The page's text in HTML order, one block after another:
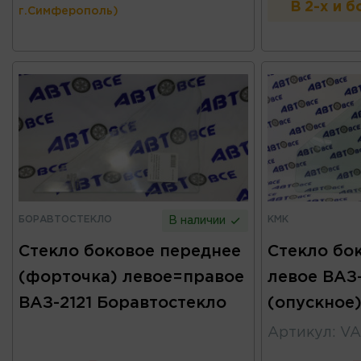
г.Симферополь) В 2-х и
БОРАВТОСТЕКЛО В наличии
Стекло боковое переднее
(форточка) левое=правое
ВАЗ-2121 Боравтостекло
КМК
Стекло
левое ВАЗ-
Артикул :